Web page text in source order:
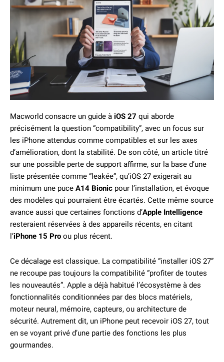
Macworld consacre un guide à iOS 27 qui aborde
précisément la question “compatibility”, avec un focus sur
les iPhone attendus comme compatibles et sur les axes
d’amélioration, dont la stabilité. De son côté, un article titré
sur une possible perte de support affirme, sur la base d’une
liste présentée comme “leakée”, qu’iOS 27 exigerait au
minimum une puce A14 Bionic pour l’installation, et évoque
des modèles qui pourraient être écartés. Cette même source
avance aussi que certaines fonctions d’Apple Intelligence
resteraient réservées à des appareils récents, en citant
l’iPhone 15 Pro ou plus récent.
Ce décalage est classique. La compatibilité “installer iOS 27”
ne recoupe pas toujours la compatibilité “profiter de toutes
les nouveautés”. Apple a déjà habitué l’écosystème à des
fonctionnalités conditionnées par des blocs matériels,
moteur neural, mémoire, capteurs, ou architecture de
sécurité. Autrement dit, un iPhone peut recevoir iOS 27, tout
en se voyant privé d’une partie des fonctions les plus
gourmandes.